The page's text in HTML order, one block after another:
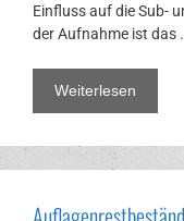
Einfluss auf die Sub-
der Aufnahme ist das
Weiterlesen